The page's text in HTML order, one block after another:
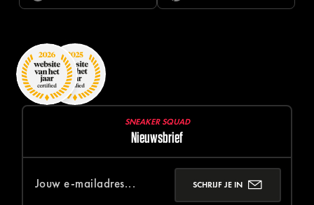
SNEAKER SQUAD
Nieuwsbrief
SCHRIJF JE IN